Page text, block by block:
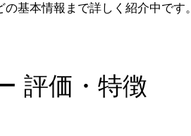
基本情報まで詳しく紹介中です。
評価・特徴